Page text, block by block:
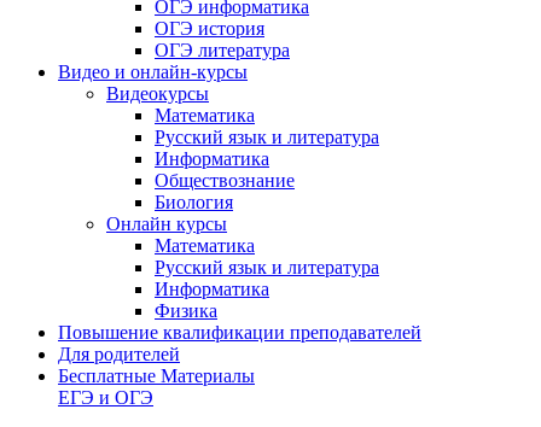
ОГЭ информатика
ОГЭ история
ОГЭ литература
Видео и онлайн-курсы
Видеокурсы
Математика
Русский язык и литература
Информатика
Обществознание
Биология
Онлайн курсы
Математика
Русский язык и литература
Информатика
Физика
Повышение квалификации преподавателей
Для родителей
Бесплатные Материалы
ЕГЭ и ОГЭ